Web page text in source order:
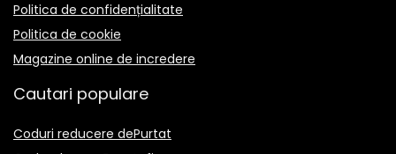
Politica de confidențialitate
Politica de cookie
Magazine online de incredere
Cautari populare
Coduri reducere dePurtat